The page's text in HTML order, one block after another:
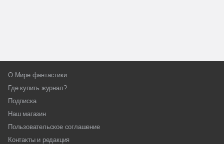
О Мире фантастики
Где купить журнал?
Подписка
Наш магазин
Пользовательское соглашение
Контакты и редакция